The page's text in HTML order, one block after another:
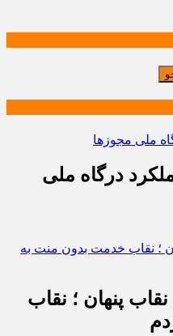
درگاه ملی
نقاب پنهان ؛ نقاب